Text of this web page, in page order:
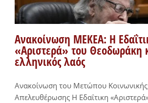
Ανακοίνωση ΜΕΚΕΑ: Η
«Αριστερά» του Θεοδωράκη
ελληνικός λαός
Ανακοίνωση του Μετώπου Κοινωνικής
Απελευθέρωσης Η Εδαΐτικη